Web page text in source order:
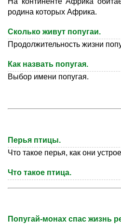
родина которых Африка.
Сколько живут попугаи.
Продолжительность жизни
Как назвать попугая.
Выбор имени попугая.
Перья птицы.
Что такое перья, как они
Что такое птица.
Попугай-монах спас жизнь